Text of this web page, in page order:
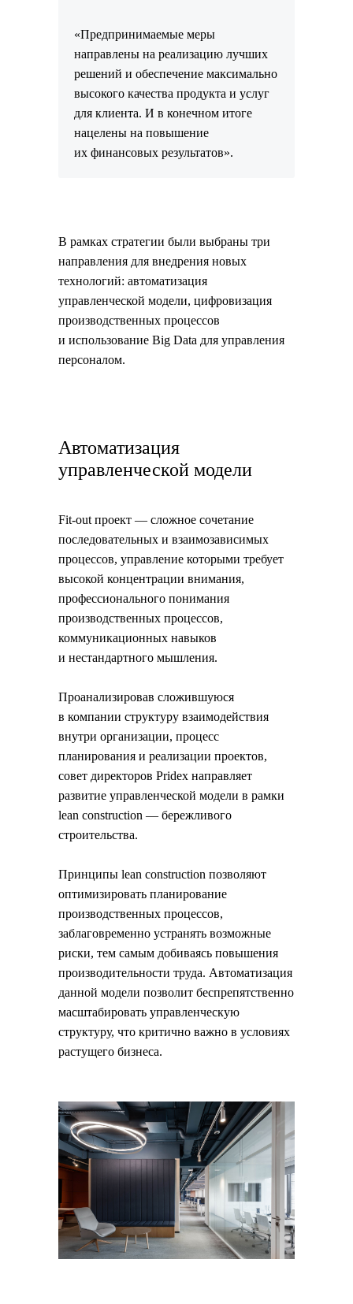
«Предпринимаемые меры
направлены на реализацию лучших
решений и обеспечение максимально
высокого качества продукта и услуг
для клиента. И в конечном итоге
нацелены на повышение
их финансовых результатов».
В рамках стратегии были выбраны три
направления для внедрения новых
технологий: автоматизация
управленческой модели, цифровизация
производственных процессов
и использование Big Data для управления
персоналом.
Автоматизация
управленческой модели
Fit-out проект — сложное сочетание
последовательных и взаимозависимых
процессов, управление которыми требует
высокой концентрации внимания,
профессионального понимания
производственных процессов,
коммуникационных навыков
и нестандартного мышления.
Проанализировав сложившуюся
в компании структуру взаимодействия
внутри организации, процесс
планирования и реализации проектов,
совет директоров Pridex направляет
развитие управленческой модели в рамки
lean construction — бережливого
строительства.
Принципы lean construction позволяют
оптимизировать планирование
производственных процессов,
заблаговременно устранять возможные
риски, тем самым добиваясь повышения
производительности труда. Автоматизация
данной модели позволит беспрепятственно
масштабировать управленческую
структуру, что критично важно в условиях
растущего бизнеса.